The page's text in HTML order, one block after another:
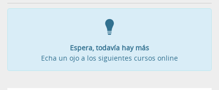
Espera, todavía hay más
Echa un ojo a los siguientes cursos online